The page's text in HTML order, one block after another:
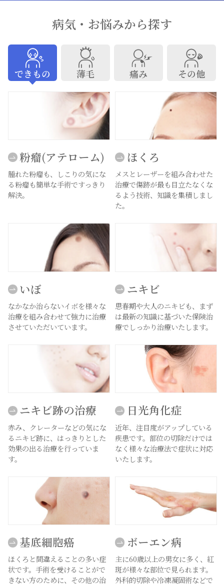
病気・お悩みから探す
できもの 薄毛 痛み その他
粉瘤(アテローム)
腫れた粉瘤も、しこりの気にな
る粉瘤も簡単な手術ですっきり
解決。
ほくろ
メスとレーザーを組み合わせた
治療で傷跡が最も目立たなくな
るよう技術、知識を集積しまし
た。
いぼ
なかなか治らないイボを様々な
治療を組み合わせて強力に治療
させていただいています。
ニキビ
思春期や大人のニキビも、まず
は最新の知識に基づいた保険治
療でしっかり治療いたします。
ニキビ跡の治療
赤み、クレーターなどの気にな
るニキビ跡に、はっきりとした
効果の出る治療を行っていま
す。
日光角化症
近年、注目度がアップしている
疾患です。部位の切除だけでは
なく様々な治療法で症状に対応
いたします。
基底細胞癌
ほくろと間違えることの多い症
状です。手術を受けることがで
きない方のために、その他の治
ボーエン病
主に60歳以上の男女に多く、紅
斑が様々な部位で見られます。
外科的切除や冷凍凝固術などで